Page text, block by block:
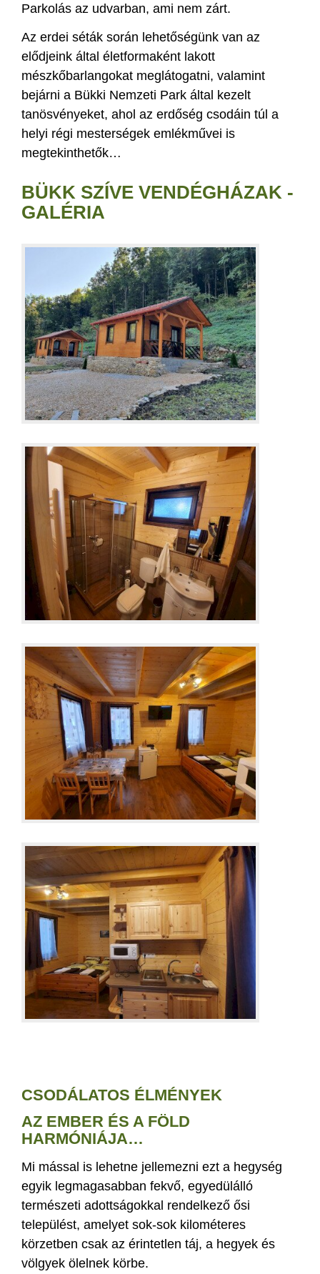
Parkolás az udvarban, ami nem zárt.
Az erdei séták során lehetőségünk van az
elődjeink által életformaként lakott
mészkőbarlangokat meglátogatni, valamint
bejárni a Bükki Nemzeti Park által kezelt
tanösvényeket, ahol az erdőség csodáin túl a
helyi régi mesterségek emlékművei is
megtekinthetők…
BÜKK SZÍVE VENDÉGHÁZAK -
GALÉRIA
CSODÁLATOS ÉLMÉNYEK
AZ EMBER ÉS A FÖLD
HARMÓNIÁJA…
Mi mással is lehetne jellemezni ezt a hegység
egyik legmagasabban fekvő, egyedülálló
természeti adottságokkal rendelkező ősi
települést, amelyet sok-sok kilométeres
körzetben csak az érintetlen táj, a hegyek és
völgyek ölelnek körbe.